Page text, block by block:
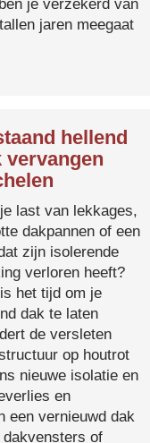
je verzekerd van
jaren meegaat
hellend
vervangen
last van lekkages,
dakpannen of een
zijn isolerende
verloren heeft?
het tijd om je
dak te laten
de versleten
op houtrot
nieuwe isolatie en
en
een vernieuwd dak
of